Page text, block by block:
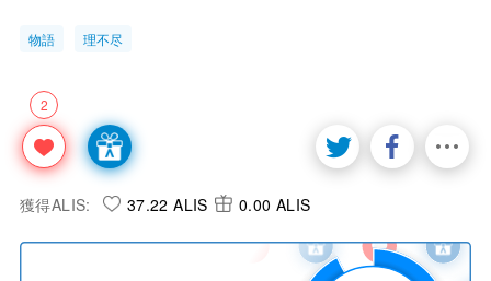
物語 理不尽
2
獲得ALIS: 37.22 ALIS 0.00 ALIS